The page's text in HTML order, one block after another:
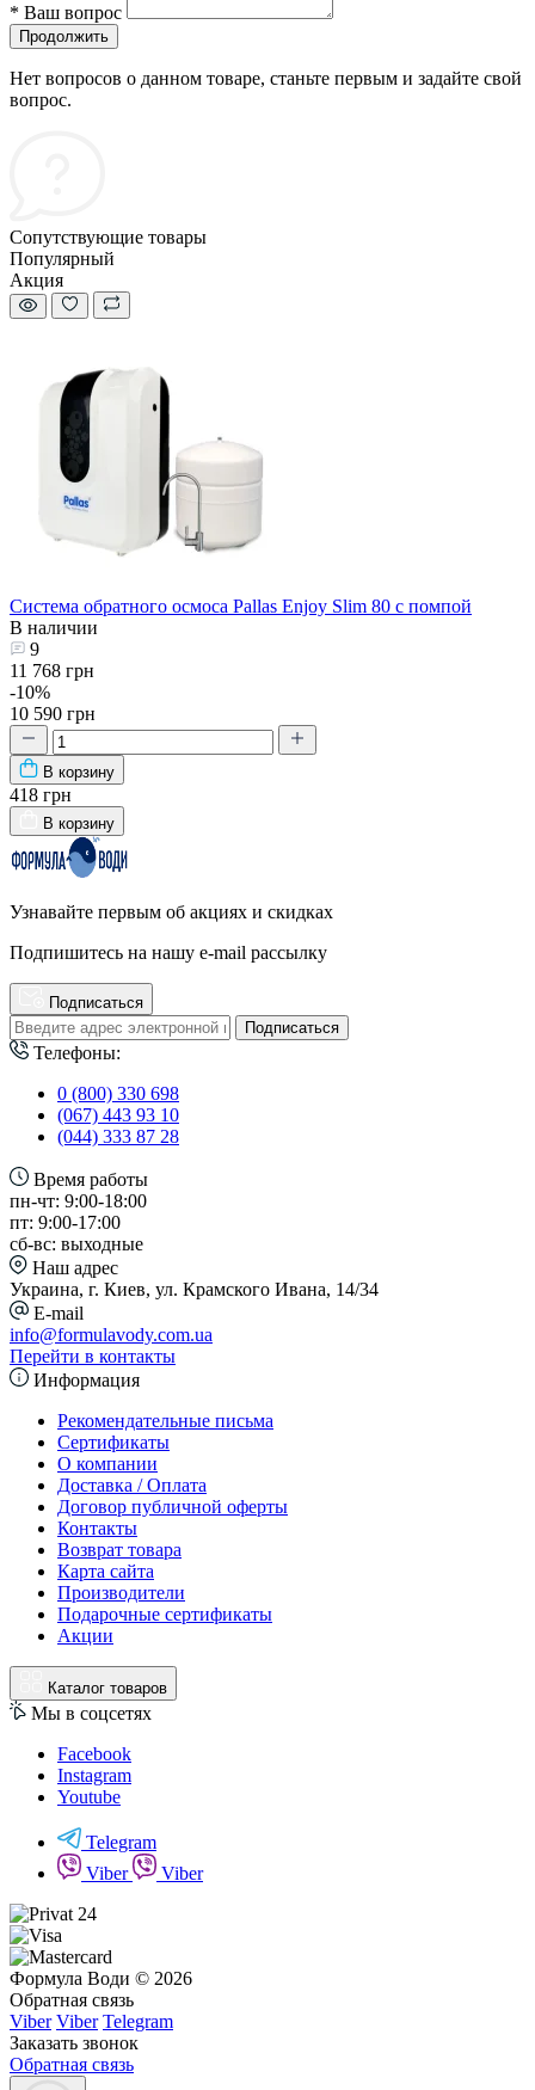
* Ваш вопрос
Продолжить
Нет вопросов о данном товаре, станьте первым и задайте свой
вопрос.
Сопутствующие товары
Популярный
Акция
Система обратного осмоса Pallas Enjoy Slim 80 с помпой
В наличии
9
11 768 грн
-10%
10 590 грн
В корзину
418 грн
В корзину
Узнавайте первым об акциях и скидках
Подпишитесь на нашу e-mail рассылку
Подписаться
Подписаться
Телефоны:
0 (800) 330 698
(067) 443 93 10
(044) 333 87 28
Время работы
пн-чт: 9:00-18:00
пт: 9:00-17:00
сб-вс: выходные
Наш адрес
Украина, г. Киев, ул. Крамского Ивана, 14/34
E-mail
info@formulavody.com.ua
Перейти в контакты
Информация
Рекомендательные письма
Сертификаты
О компании
Доставка / Оплата
Договор публичной оферты
Контакты
Возврат товара
Карта сайта
Производители
Подарочные сертификаты
Акции
Каталог товаров
Мы в соцсетях
Facebook
Instagram
Youtube
Telegram
Viber
Viber
Формула Води © 2026
Обратная связь
Viber Viber Telegram
Заказать звонок
Обратная связь